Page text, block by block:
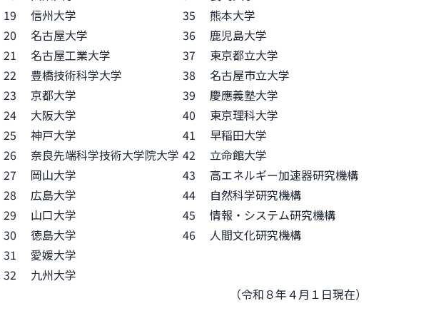
（令和８年４月１日現在）
19 信州大学 35
熊本大学
20 名古屋大学 36
鹿児島大学
21 名古屋工業大学 37
東京都立大学
22 豊橋技術科学大学 38
名古屋市立大学
23 京都大学 39
慶應義塾大学
24 大阪大学 40
東京理科大学
25 神戸大学 41
早稲田大学
26 奈良先端科学技術大学院大学 42
立命館大学
27 岡山大学 43
高エネルギー加速器研究機構
28 広島大学 44
自然科学研究機構
29 山口大学 45
情報・システム研究機構
30 徳島大学 46
人間文化研究機構
31
愛媛大学
32 九州大学